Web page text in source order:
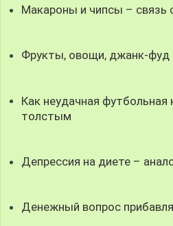
Макароны и чипсы – связь
Фрукты, овощи, джанк-фуд
Как неудачная
толстым
Депрессия на диете –
Денежный вопрос